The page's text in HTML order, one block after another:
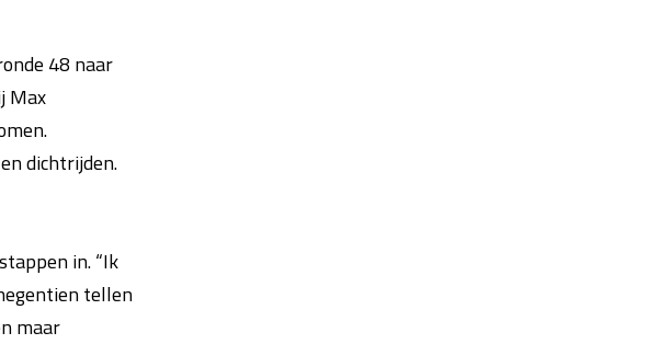
48 naar
Max
dichtrijden.
in. “Ik
tellen
maar